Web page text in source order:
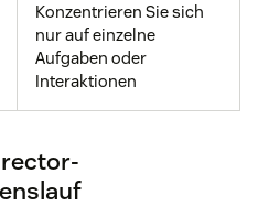
Konzentrieren Sie sich
nur auf einzelne
Aufgaben oder
Interaktionen